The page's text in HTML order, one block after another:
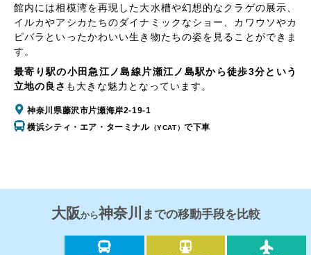
館内には相模湾を再現した大水槽や幻想的なクラゲの展示、
イルカやアシカたちのダイナミックなショー、カワウソやカ
ピバラといったかわいい生き物たちの姿を見ることができま
す。
最寄り駅の小田急江ノ島線片瀬江ノ島駅から徒歩3分という
立地の良さ も大きな魅力となっています。
神奈川県藤沢市片瀬海岸2-19-1
横浜シティ・エア・ターミナル（YCAT）で下車
大阪から神奈川 までの移動手段を比較